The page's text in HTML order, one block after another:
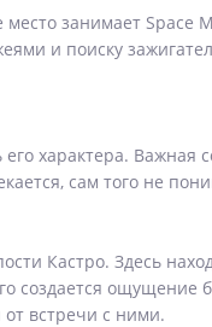
место занимает
и поиску
характера.
сам того не
Кастро. Здесь
создается
встречи с ними.